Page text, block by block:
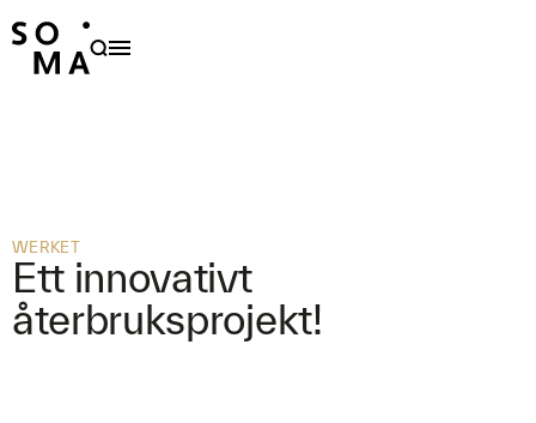
PRODUKTER
FAMILJER
FORMGIVARE
NYHETER
WERKET
Ett innovativt
återbruksprojekt!